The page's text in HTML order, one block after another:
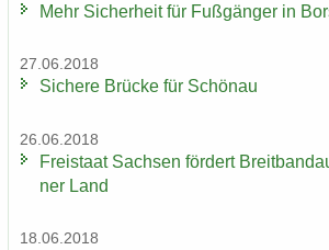
Mehr Si­cher­heit für Fuß­gän­ger in
27.06.2018
Si­che­re Brü­cke für Schön­au
26.06.2018
Frei­staat Sach­sen för­dert
ner Land
18.06.2018